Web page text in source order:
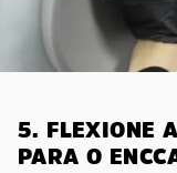
5. FLEXIONE
PARA O